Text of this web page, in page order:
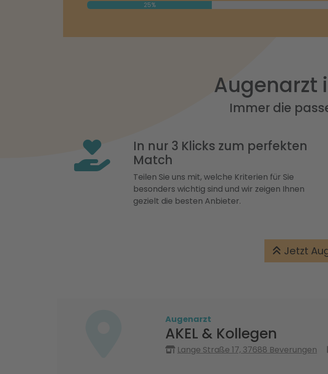
25%
Augenarzt
Immer die
In nur 3 Klicks zum perfekten
Match
Teilen Sie uns mit, welche Kriterien für Sie
besonders wichtig sind und wir zeigen Ihnen
gezielt die besten Anbieter.
Jetzt
Augenarzt
AKEL & Kollegen
Lange Straße 17, 37688 Beverungen